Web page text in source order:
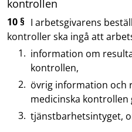
kontrollen
10 § I arbetsgivarens
kontroller ska ingå att
information om
kontrollen,
övrig information och
medicinska
tjänstbarhetsintyget,